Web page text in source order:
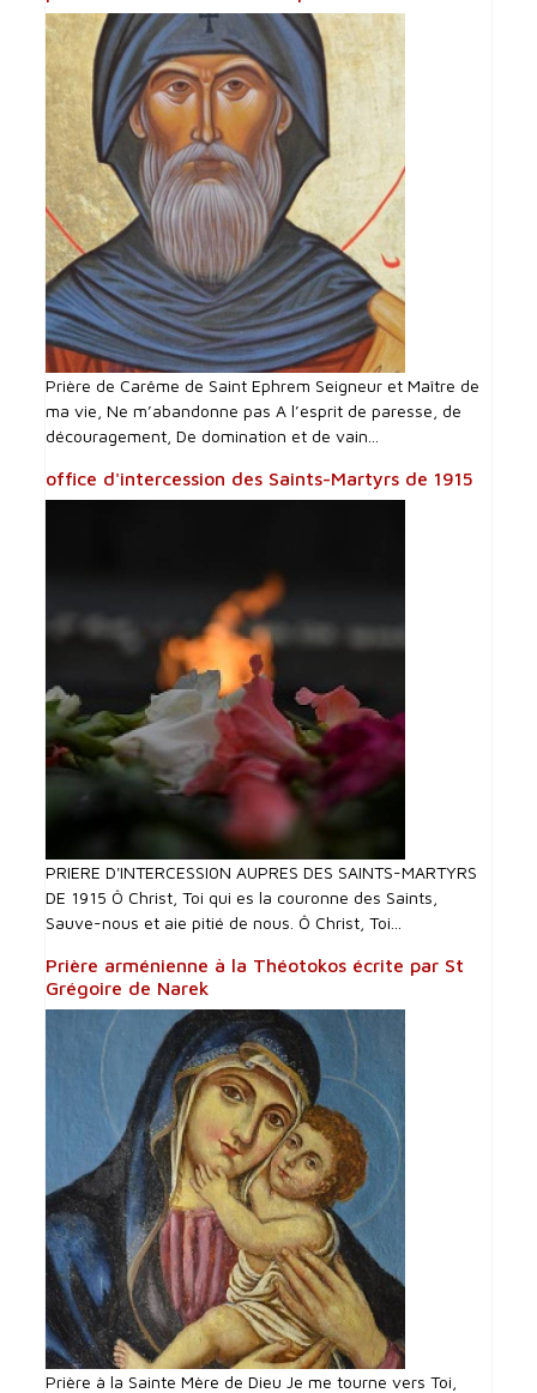
Prière de Carême de Saint Ephrem Seigneur et Maître de
ma vie, Ne m’abandonne pas A l’esprit de paresse, de
découragement, De domination et de vain...
office d'intercession des Saints-Martyrs de 1915
PRIERE D'INTERCESSI0N AUPRES DES SAINTS-MARTYRS
DE 1915 Ô Christ, Toi qui es la couronne des Saints,
Sauve-nous et aie pitié de nous. Ô Christ, Toi...
Prière arménienne à la Théotokos écrite par St
Grégoire de Narek
Prière à la Sainte Mère de Dieu Je me tourne vers Toi,